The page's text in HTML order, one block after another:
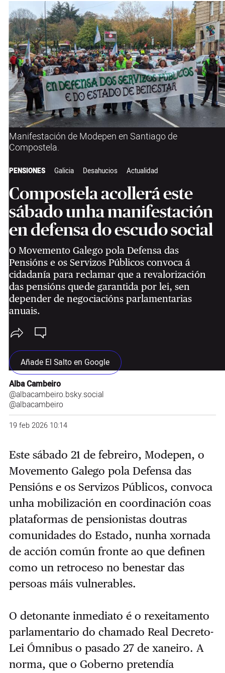
Manifestación de Modepen en Santiago de
Compostela.
PENSIONES Galicia Desahucios Actualidad
Compostela acollerá este
sábado unha manifestación
en defensa do escudo social
O Movemento Galego pola Defensa das
Pensións e os Servizos Públicos convoca á
cidadanía para reclamar que a revalorización
das pensións quede garantida por lei, sen
depender de negociacións parlamentarias
anuais.
Añade El Salto en Google
Alba Cambeiro
@albacambeiro.bsky.social
@albacambeiro
19 feb 2026 10:14
Este sábado 21 de febreiro, Modepen, o
Movemento Galego pola Defensa das
Pensións e os Servizos Públicos, convoca
unha mobilización en coordinación coas
plataformas de pensionistas doutras
comunidades do Estado, nunha xornada
de acción común fronte ao que definen
como un retroceso no benestar das
persoas máis vulnerables.
O detonante inmediato é o rexeitamento
parlamentario do chamado Real Decreto-
Lei Ómnibus o pasado 27 de xaneiro. A
norma, que o Goberno pretendía